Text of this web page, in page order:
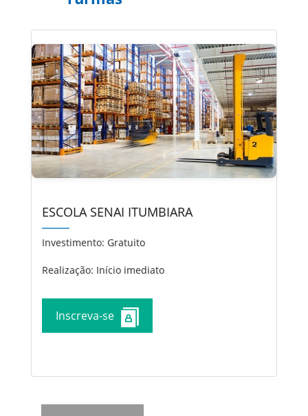
ESCOLA SENAI ITUMBIARA
Investimento: Gratuito
Realização: Início imediato
Inscreva-se